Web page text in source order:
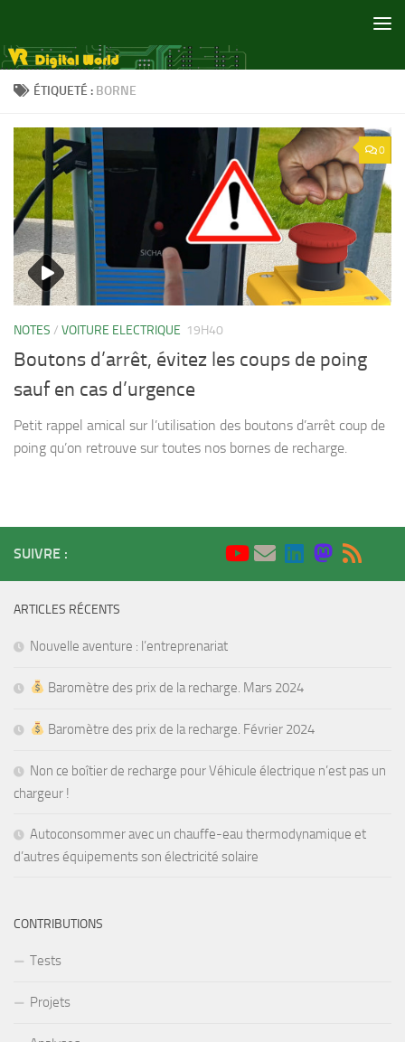
ÉTIQUETÉ : BORNE
0
NOTES / VOITURE ELECTRIQUE 19H40
Boutons d’arrêt, évitez les coups de poing
sauf en cas d’urgence
Petit rappel amical sur l’utilisation des boutons d’arrêt coup de
poing qu’on retrouve sur toutes nos bornes de recharge.
SUIVRE :
ARTICLES RÉCENTS
Nouvelle aventure : l’entreprenariat
Baromètre des prix de la recharge. Mars 2024
Baromètre des prix de la recharge. Février 2024
Non ce boîtier de recharge pour Véhicule électrique n’est pas un
chargeur !
Autoconsommer avec un chauffe-eau thermodynamique et
d’autres équipements son électricité solaire
CONTRIBUTIONS
Tests
Projets